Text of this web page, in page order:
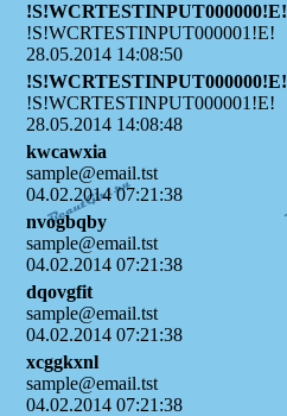
!S!WCRTESTINPUT000000!E!
!S!WCRTESTINPUT000001!E!
28.05.2014 14:08:50
!S!WCRTESTINPUT000000!E!
!S!WCRTESTINPUT000001!E!
28.05.2014 14:08:48
kwcawxia
sample@email.tst
04.02.2014 07:21:38
nvogbqby
sample@email.tst
04.02.2014 07:21:38
dqovgfit
sample@email.tst
04.02.2014 07:21:38
xcggkxnl
sample@email.tst
04.02.2014 07:21:38